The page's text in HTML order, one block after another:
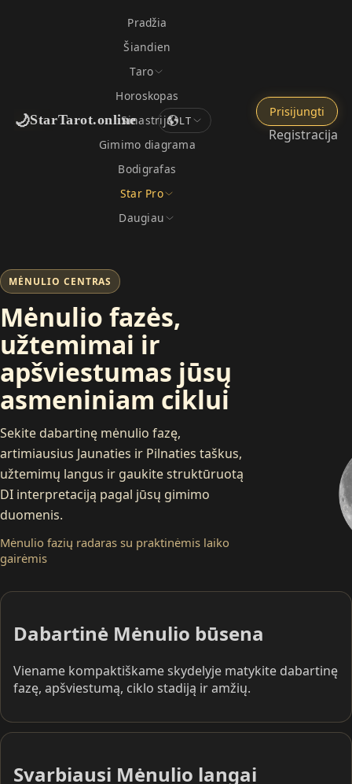
🌙StarTarot.online
Pradžia
Šiandien
Taro
Horoskopas
Sinastrija
Gimimo diagrama
Bodigrafas
Star Pro
Daugiau
LT
Prisijungti
Registracija
MĖNULIO CENTRAS
Mėnulio fazės,
užtemimai ir
apšviestumas jūsų
asmeniniam ciklui
Sekite dabartinę mėnulio fazę,
artimiausius Jaunaties ir Pilnaties taškus,
užtemimų langus ir gaukite struktūruotą
DI interpretaciją pagal jūsų gimimo
duomenis.
Mėnulio fazių radaras su praktinėmis laiko
gairėmis
Dabartinė Mėnulio būsena
Viename kompaktiškame skydelyje matykite dabartinę
fazę, apšviestumą, ciklo stadiją ir amžių.
Svarbiausi Mėnulio langai